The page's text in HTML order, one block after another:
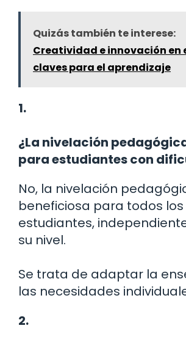
Quizás también te interese:
Creatividad e innovación en
claves para el aprendizaje
1.
¿La nivelación
para estudiantes con
No, la nivelación
beneficiosa para todos los
estudiantes,
su nivel.
Se trata de adaptar la
las necesidades
2.